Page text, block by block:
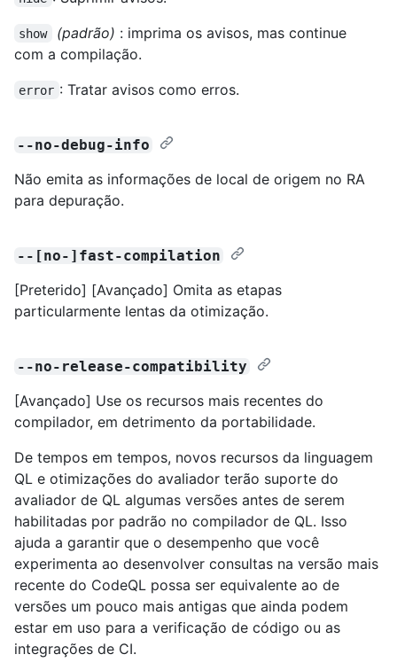
show (padrão) : imprima os avisos, mas continue
com a compilação.
error : Tratar avisos como erros.
--no-debug-info
Não emita as informações de local de origem no RA
para depuração.
--[no-]fast-compilation
[Preterido] [Avançado] Omita as etapas
particularmente lentas da otimização.
--no-release-compatibility
[Avançado] Use os recursos mais recentes do
compilador, em detrimento da portabilidade.
De tempos em tempos, novos recursos da linguagem
QL e otimizações do avaliador terão suporte do
avaliador de QL algumas versões antes de serem
habilitadas por padrão no compilador de QL. Isso
ajuda a garantir que o desempenho que você
experimenta ao desenvolver consultas na versão mais
recente do CodeQL possa ser equivalente ao de
versões um pouco mais antigas que ainda podem
estar em uso para a verificação de código ou as
integrações de CI.